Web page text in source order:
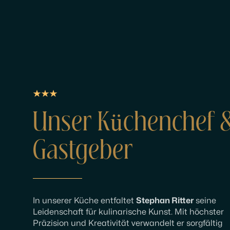
Unser Küchenchef
Gastgeber
In unserer Küche entfaltet Stephan Ritterseine
Leidenschaft für kulinarische Kunst. Mit höchster
Präzision und Kreativität verwandelt er sorgfältig